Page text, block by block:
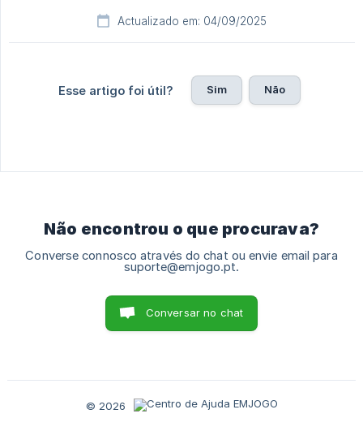
Actualizado em: 04/09/2025
Esse artigo foi útil? Sim Não
Não encontrou o que procurava?
Converse connosco através do chat ou envie email para
suporte@emjogo.pt.
Conversar no chat
© 2026